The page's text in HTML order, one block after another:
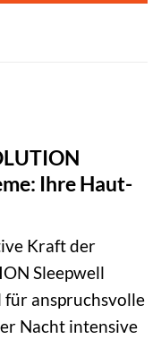
Ihre Haut-
Kraft der
Sleepwell
für anspruchsvolle
Nacht intensive